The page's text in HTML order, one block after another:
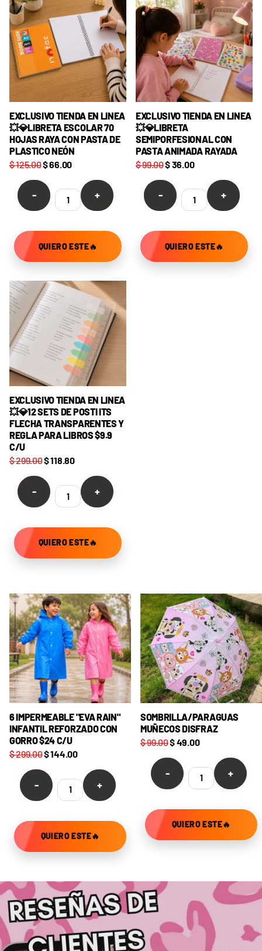
EXCLUSIVO TIENDA EN LINEA
💥💎LIBRETA ESCOLAR 70
HOJAS RAYA CON PASTA DE
PLASTICO NEÓN
$ 125.00$ 66.00
- +
QUIERO ESTE🔥
EXCLUSIVO TIENDA EN LINEA
💥💎LIBRETA
SEMIPORFESIONAL CON
PASTA ANIMADA RAYADA
$ 99.00$ 36.00
- +
QUIERO ESTE🔥
EXCLUSIVO TIENDA EN LINEA
💥💎12 SETS DE POSTI ITS
FLECHA TRANSPARENTES Y
REGLA PARA LIBROS $9.9
C/U
$ 299.00$ 118.80
- +
QUIERO ESTE🔥
6 IMPERMEABLE "EVA RAIN"
INFANTIL REFORZADO CON
GORRO $24 C/U
$ 299.00$ 144.00
- +
QUIERO ESTE🔥
SOMBRILLA/PARAGUAS
MUÑECOS DISFRAZ
$ 99.00$ 49.00
- +
QUIERO ESTE🔥